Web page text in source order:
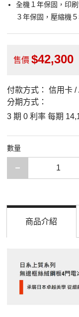
全機１年保固，印
３年保固，壓縮機
售價 42,300
付款方式：
信用卡 /
分期方式：
3 期 0 利率 每期
數量
減少一項
商品介紹